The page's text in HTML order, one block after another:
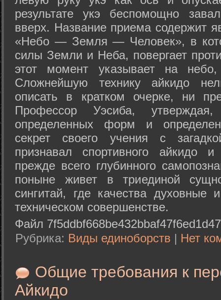
результате укэ беспомощно
вверх. Название приема содержит
«Небо — Земля — Человек», в
силы Земли и Неба, повергает
этот момент указывает на
Сложнейшую технику айкидо
описать в кратком очерке, ни
Профессор Уэсиба,
определенных форм и
секрет своего учения с
признавал спортивного айкидо
прежде всего глубинного
поныне живет в триединой
сингитай, где качества духовные
техническом совершенстве.
Файл
Рубрика: Виды единоборств | Нет
Общие требования к
Айкидо